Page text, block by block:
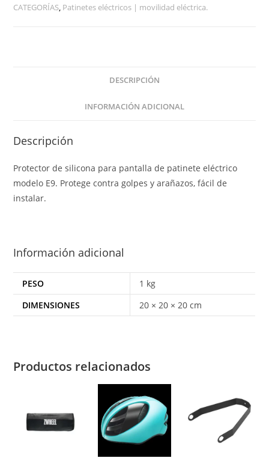
eléctrico
CATEGORÍAS, Patinetes eléctricos | movilidad eléctrica.
DESCRIPCIÓN
INFORMACIÓN ADICIONAL
Descripción
Protector de silicona para pantalla de patinete eléctrico
modelo E9. Protege contra golpes y arañazos, fácil de
instalar.
Información adicional
PESO
1 kg
DIMENSIONES
20 × 20 × 20 cm
Productos relacionados